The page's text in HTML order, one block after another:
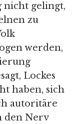
nicht gelingt,
zu
werden,
Lockes
haben, sich
autoritäre
den Nerv